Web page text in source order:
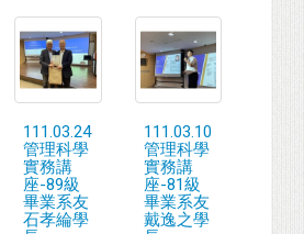
111.03.24
管理科學
實務講
座-89級
畢業系友
石孝綸學
111.03.10
管理科學
實務講
座-81級
畢業系友
戴逸之學